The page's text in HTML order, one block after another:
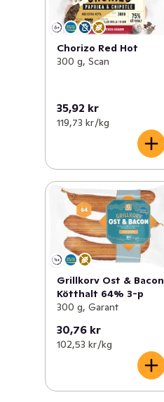
Chorizo Red Hot
300 g, Scan
35,92 kr
119,73 kr /kg
Grillkorv Ost & Bacon
Kötthalt 64% 3-p
300 g, Garant
30,76 kr
102,53 kr /kg